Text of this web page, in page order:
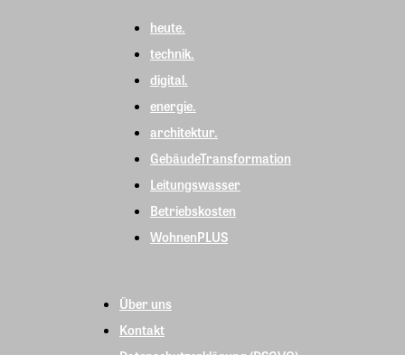
heute.
technik.
digital.
energie.
architektur.
GebäudeTransformation
Leitungswasser
Betriebskosten
WohnenPLUS
Über uns
Kontakt